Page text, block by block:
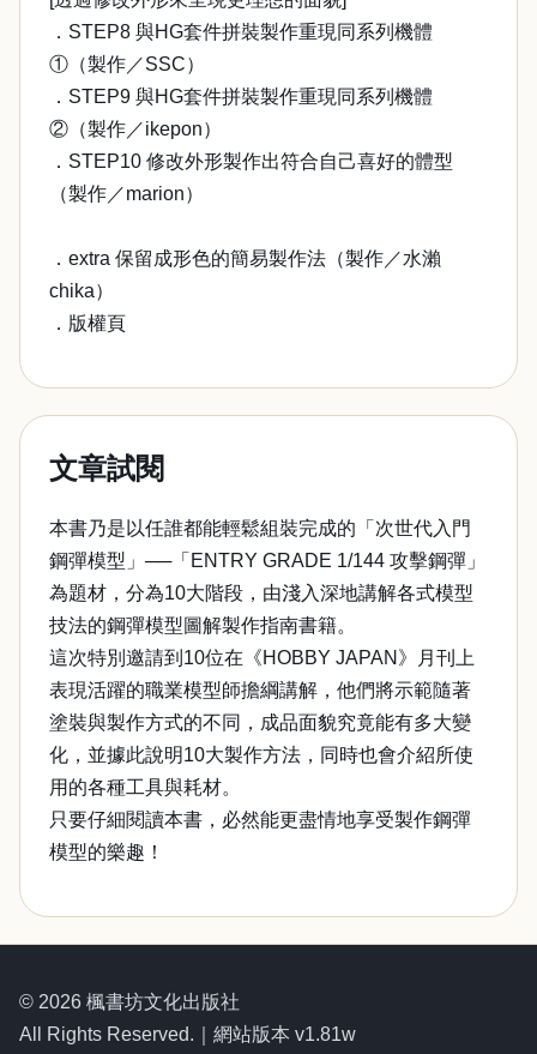
．STEP8 與HG套件拼裝製作重現同系列機體
①（製作／SSC）
．STEP9 與HG套件拼裝製作重現同系列機體
②（製作／ikepon）
．STEP10 修改外形製作出符合自己喜好的體型
（製作／marion）
．extra 保留成形色的簡易製作法（製作／水瀨
chika）
．版權頁
文章試閱
本書乃是以任誰都能輕鬆組裝完成的「次世代入門
鋼彈模型」──「ENTRY GRADE 1/144 攻擊鋼彈」
為題材，分為10大階段，由淺入深地講解各式模型
技法的鋼彈模型圖解製作指南書籍。
這次特別邀請到10位在《HOBBY JAPAN》月刊上
表現活躍的職業模型師擔綱講解，他們將示範隨著
塗裝與製作方式的不同，成品面貌究竟能有多大變
化，並據此說明10大製作方法，同時也會介紹所使
用的各種工具與耗材。
只要仔細閱讀本書，必然能更盡情地享受製作鋼彈
模型的樂趣！
© 2026 楓書坊文化出版社
All Rights Reserved.｜網站版本 v1.81w